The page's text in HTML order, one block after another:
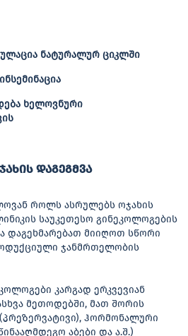
ნატურალურ ციკლში
ხელოვნური
დაგეგმვა
როლს ასრულებს ოჯახის
საუკეთესო გინეკოლოგების
დაგეხმარებათ მიიღოთ სწორი
ჯანმრთელობის
კარგად ერკვევიან
მეთოდებში, მათ შორის
ჰორმონალური
აბები და ა.შ.)